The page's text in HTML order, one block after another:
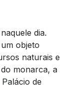
dia.
objeto
naturais e
monarca, a
de